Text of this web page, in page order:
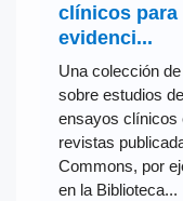
clínicos para
evidenci...
Una colección
sobre estudios
ensayos clínicos
revistas
Commons, por
en la Biblioteca...